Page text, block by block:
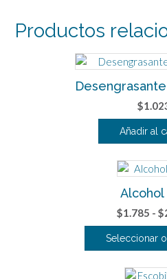
Productos
$
Añadir al
Alcohol
$1.785 - $
Seleccionar